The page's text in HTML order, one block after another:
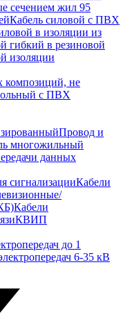
сечением жил 95
Кабель силовой с ПВХ
в изоляции из
гибкий в резиновой
изоляции
композиций, не
с ПВХ
Провод и
многожильный
данных
сигнализацииКабели
Кабели
КВИП
до 1
6-35 кВ